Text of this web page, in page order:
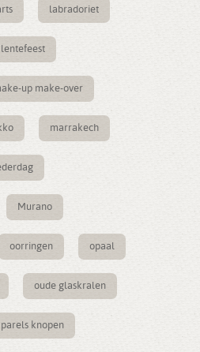
labradoriet
lentefeest
up make-over
marrakech
Murano
oorringen opaal
oude glaskralen
parels knopen